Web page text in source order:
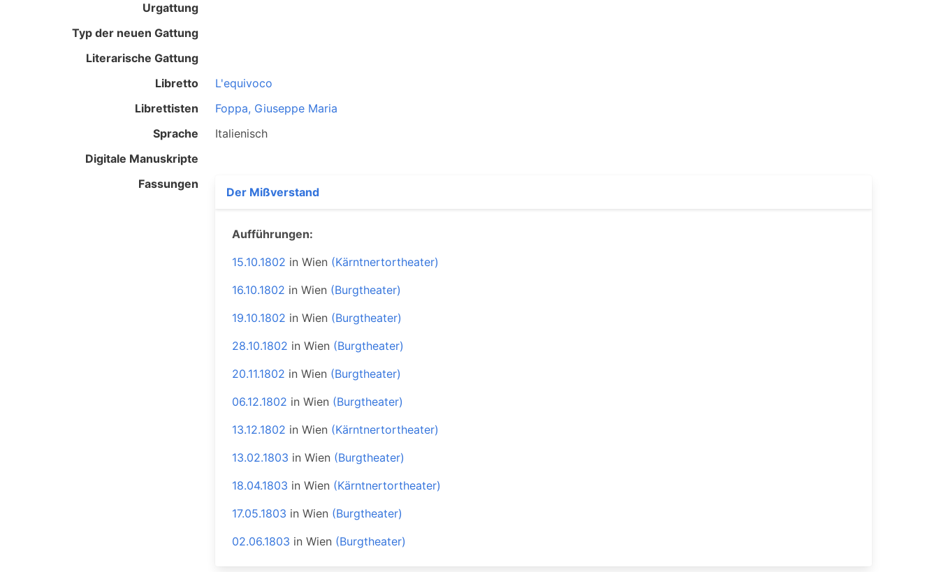
Urgattung
Typ der neuen Gattung
Literarische Gattung
Libretto
L'equivoco
Librettisten
Foppa, Giuseppe Maria
Sprache
Italienisch
Digitale Manuskripte
Fassungen
Der Mißverstand
Aufführungen:
15.10.1802 in Wien (Kärntnertortheater)
16.10.1802 in Wien (Burgtheater)
19.10.1802 in Wien (Burgtheater)
28.10.1802 in Wien (Burgtheater)
20.11.1802 in Wien (Burgtheater)
06.12.1802 in Wien (Burgtheater)
13.12.1802 in Wien (Kärntnertortheater)
13.02.1803 in Wien (Burgtheater)
18.04.1803 in Wien (Kärntnertortheater)
17.05.1803 in Wien (Burgtheater)
02.06.1803 in Wien (Burgtheater)